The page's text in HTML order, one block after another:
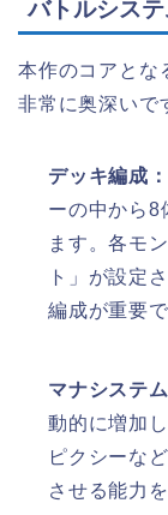
バトルシス
本作のコアとな
非常に奥深いで
デッキ編成：
ーの中から8
ます。各モ
ト」が設定
編成が重要で
マナシステム
動的に増加
ピクシーな
させる能力